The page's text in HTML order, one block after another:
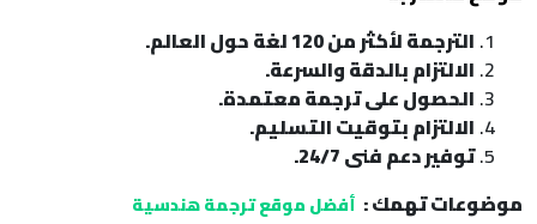
الترجمة لأكثر من 120 لغة حول العالم.
الالتزام بالدقة والسرعة.
الحصول على ترجمة معتمدة.
الالتزام بتوقيت التسليم.
توفير دعم فنى 24/7.
موضوعات تهمك : أفضل موقع ترجمة هندسية